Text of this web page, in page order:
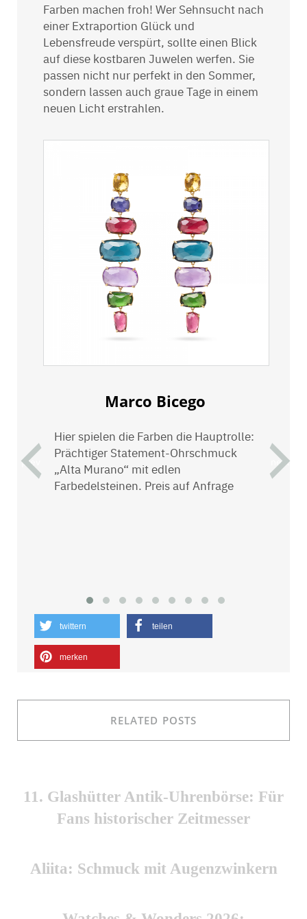
Farben machen froh! Wer Sehnsucht nach
einer Extraportion Glück und
Lebensfreude verspürt, sollte einen Blick
auf diese kostbaren Juwelen werfen. Sie
passen nicht nur perfekt in den Sommer,
sondern lassen auch graue Tage in einem
neuen Licht erstrahlen.
Marco Bicego
Hier spielen die Farben die Hauptrolle:
Prächtiger Statement-Ohrschmuck
„Alta Murano“ mit edlen
Farbedelsteinen. Preis auf Anfrage
prev next
twittern teilen
merken
RELATED POSTS
11. Glashütter Antik-Uhrenbörse: Für
Fans historischer Zeitmesser
Aliita: Schmuck mit Augenzwinkern